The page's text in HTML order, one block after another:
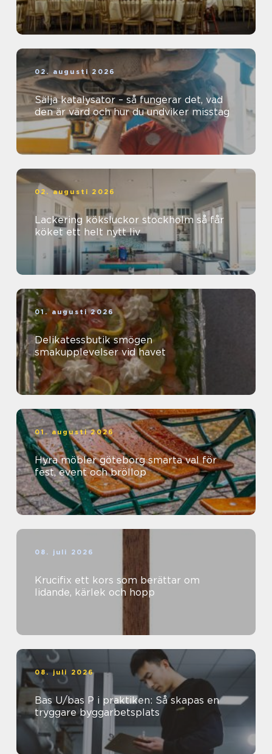
02. augusti 2026
Sälja katalysator – så fungerar det, vad
den är värd och hur du undviker misstag
02. augusti 2026
Lackering köksluckor stockholm så får
köket ett helt nytt liv
01. augusti 2026
Delikatessbutik smögen
smakupplevelser vid havet
01. augusti 2026
Hyra möbler göteborg smarta val för
fest, event och bröllop
08. juli 2026
Krucifix ett kors som berättar om
lidande, kärlek och hopp
08. juli 2026
Bas U/bas P i praktiken: Så skapas en
tryggare byggarbetsplats